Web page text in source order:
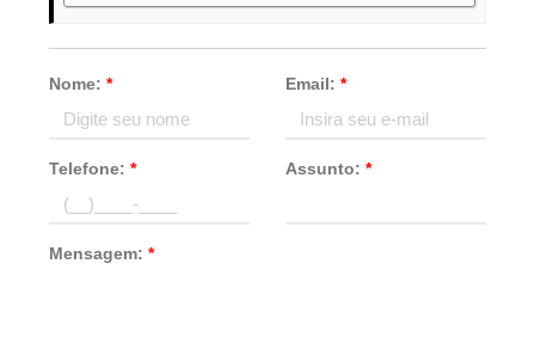
Nome:* Email: *
Telefone:* Assunto: *
Mensagem:*